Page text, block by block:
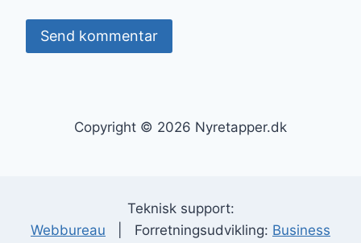
Copyright © 2026 Nyretapper.dk
Teknisk support:
Webbureau | Forretningsudvikling: Business